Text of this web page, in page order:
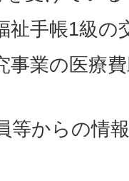
祉手帳1級の
事業の医療
等からの情